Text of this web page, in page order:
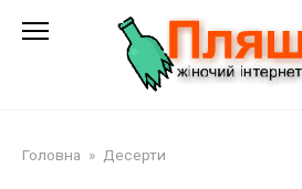
Головна » Десерти